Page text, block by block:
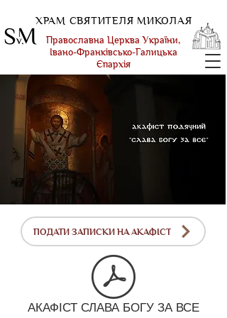
Православна Церква України,
Івано-Франківсько-Галицька
Єпархія
ХРАМ СВЯТИТЕЛЯ МИКОЛАЯ
ПОДАТИ ЗАПИСКИ НА АКАФІСТ
АКАФІСТ СЛАВА БОГУ ЗА ВСЕ